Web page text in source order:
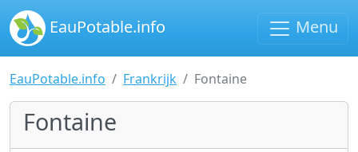
EauPotable.info Menu
EauPotable.info Frankrijk Fontaine
Fontaine